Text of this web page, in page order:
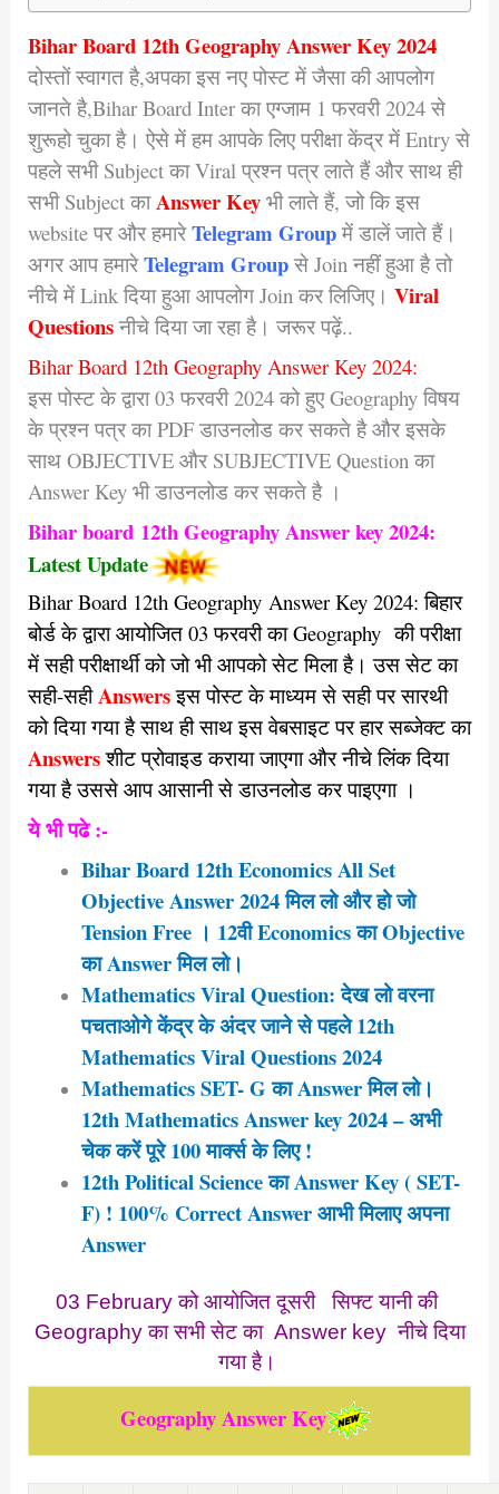
Bihar Board 12th Geography Answer Key 2024
दोस्तों स्वागत है,अपका इस नए पोस्ट में जैसा की आपलोग
जानते है,Bihar Board Inter का एग्जाम 1 फरवरी 2024 से
शुरूहो चुका है। ऐसे में हम आपके लिए परीक्षा केंद्र में Entry से
पहले सभी Subject का Viral प्रश्न पत्र लाते हैं और साथ ही
सभी Subject काAnswer Keyभी लाते हैं, जो कि इस
website पर और हमारेTelegram Groupमें डालें जाते हैं।
अगर आप हमारेTelegram Group से Join नहीं हुआ है तो
नीचे में Link दिया हुआ आपलोग Join कर लिजिए। Viral
Questions नीचे दिया जा रहा है। जरूर पढ़ें..
Bihar Board 12th Geography Answer Key 2024:
इस पोस्ट के द्वारा 03 फरवरी 2024 को हुए Geography विषय
के प्रश्न पत्र का PDF डाउनलोड कर सकते है और इसके
साथ OBJECTIVE और SUBJECTIVE Question का
Answer Key भी डाउनलोड कर सकते है ।
Bihar board 12th Geography Answer key 2024:
Latest Update
Bihar Board 12th Geography Answer Key 2024: बिहार
बोर्ड के द्वारा आयोजित 03 फरवरी का Geography की परीक्षा
में सही परीक्षार्थी को जो भी आपको सेट मिला है। उस सेट का
सही-सहीAnswersइस पोस्ट के माध्यम से सही पर सारथी
को दिया गया है साथ ही साथ इस वेबसाइट पर हार सब्जेक्ट का
Answersशीट प्रोवाइड कराया जाएगा और नीचे लिंक दिया
गया है उससे आप आसानी से डाउनलोड कर पाइएगा ।
ये भी पढे :-
Bihar Board 12th Economics All Set
Objective Answer 2024 मिल लो और हो जो
Tension Free । 12वी Economics का Objective
का Answer मिल लो।
Mathematics Viral Question: देख लो वरना
पचताओगे केंद्र के अंदर जाने से पहले 12th
Mathematics Viral Questions 2024
Mathematics SET- G का Answer मिल लो।
12th Mathematics Answer key 2024 – अभी
चेक करें पूरे 100 मार्क्स के लिए !
12th Political Science का Answer Key ( SET-
F) ! 100% Correct Answer आभी मिलाए अपना
Answer
03 February को आयोजित दूसरी
सिफ्ट यानी की
Geography का सभी सेट का Answer key नीचे दिया
गया है।
Geography Answer Key